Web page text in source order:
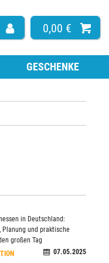
0,00 €
GESCHENKE
in Deutschland:
Planung und praktische
großen Tag
07.05.2025